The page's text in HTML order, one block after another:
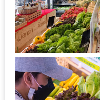
รอย
น้า
อ้วน
ชวน
หิว
ติดต่อ